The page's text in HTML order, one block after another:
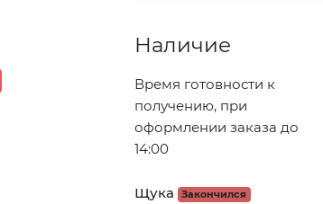
Наличие
Время готовности к
получению, при
оформлении заказа до
14:00
Щука Закончился